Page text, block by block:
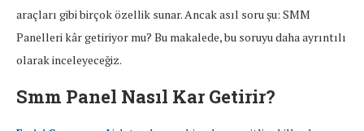
araçları gibi birçok özellik sunar. Ancak asıl soru şu: SMM
Panelleri kâr getiriyor mu? Bu makalede, bu soruyu daha ayrıntılı
olarak inceleyeceğiz.
Smm Panel Nasıl Kar Getirir?